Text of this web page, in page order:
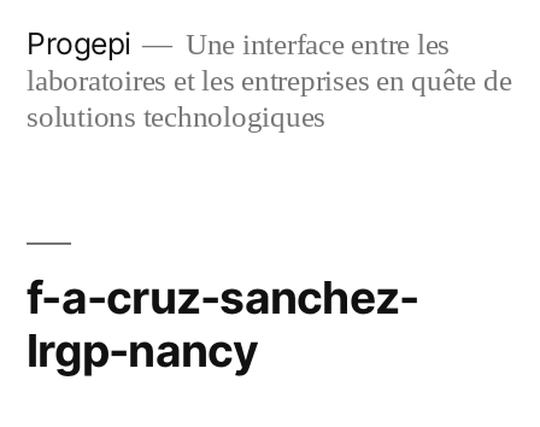
content
Progepi
Une interface entre les
laboratoires et les entreprises en quête de
solutions technologiques
f-a-cruz-sanchez-
lrgp-nancy